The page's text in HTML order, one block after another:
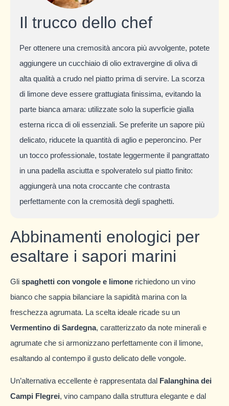
Il trucco dello chef
Per ottenere una cremosità ancora più avvolgente, potete
aggiungere un cucchiaio di olio extravergine di oliva di
alta qualità a crudo nel piatto prima di servire. La scorza
di limone deve essere grattugiata finissima, evitando la
parte bianca amara: utilizzate solo la superficie gialla
esterna ricca di oli essenziali. Se preferite un sapore più
delicato, riducete la quantità di aglio e peperoncino. Per
un tocco professionale, tostate leggermente il pangrattato
in una padella asciutta e spolveratelo sul piatto finito:
aggiungerà una nota croccante che contrasta
perfettamente con la cremosità degli spaghetti.
Abbinamenti enologici per
esaltare i sapori marini
Gli spaghetti con vongole e limone richiedono un vino
bianco che sappia bilanciare la sapidità marina con la
freschezza agrumata. La scelta ideale ricade su un
Vermentino di Sardegna, caratterizzato da note minerali e
agrumate che si armonizzano perfettamente con il limone,
esaltando al contempo il gusto delicato delle vongole.
Un’alternativa eccellente è rappresentata dal Falanghina dei
Campi Flegrei, vino campano dalla struttura elegante e dal